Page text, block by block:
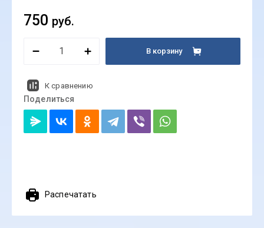
750 руб.
В корзину
К сравнению
Поделиться
Распечатать